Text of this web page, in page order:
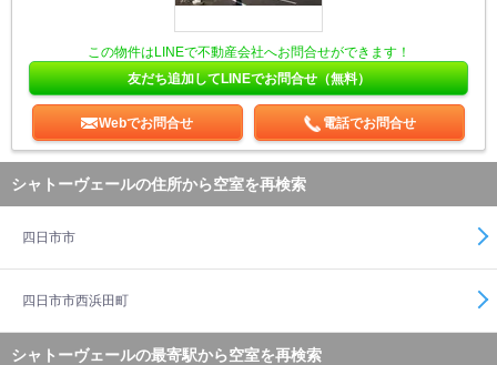
この物件はLINEで不動産会社へお問合せができます！
友だち追加してLINEでお問合せ（無料）
Webでお問合せ 電話でお問合せ
シャトーヴェールの住所から空室を再検索
四日市市
四日市市西浜田町
シャトーヴェールの最寄駅から空室を再検索